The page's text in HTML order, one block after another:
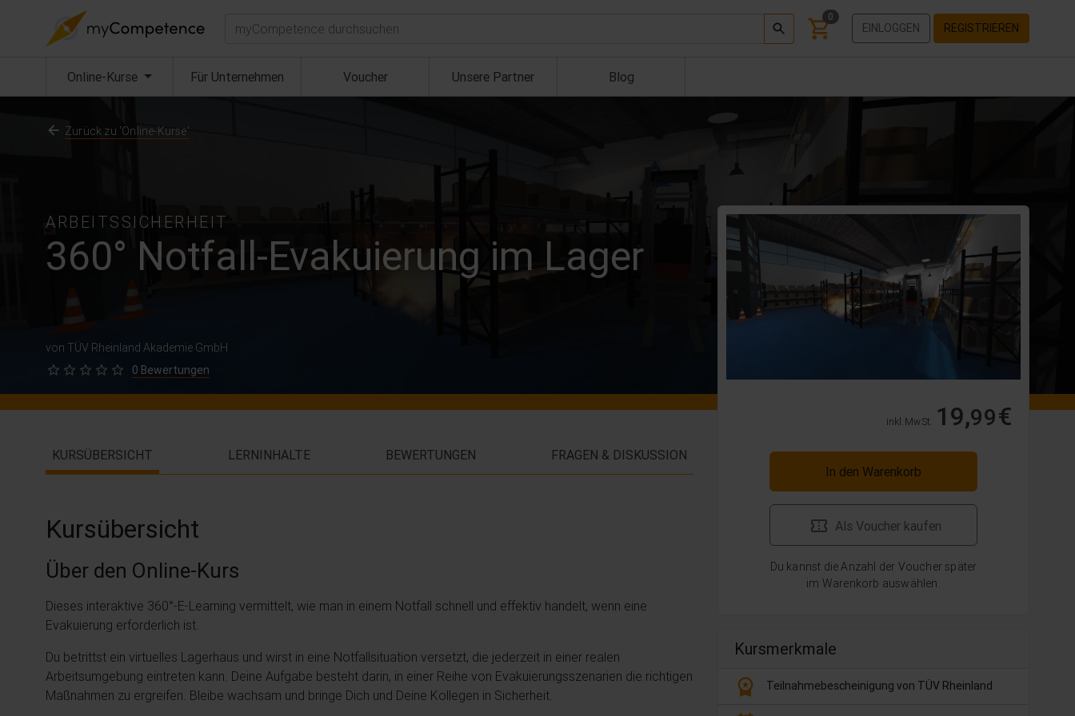
Suchen 0
EINLOGGEN REGISTRIEREN
Online-Kurse (aktuell) Für Unternehmen Voucher Unsere Partner Blog
ARBEITSSICHERHEIT
360° Notfall-Evakuierung im Lager
von TÜV Rheinland Akademie GmbH
0 Bewertungen
Zurück zu 'Online-Kurse'
inkl. MwSt. 19,99€
In den Warenkorb
Als Voucher kaufen
Du kannst die Anzahl der Voucher später
im Warenkorb auswählen.
Kursmerkmale
workspace_premium Teilnahmebescheinigung von TÜV Rheinland
KURSÜBERSICHT LERNINHALTE BEWERTUNGEN FRAGEN & DISKUSSION
Kursübersicht
Über den Online-Kurs
Dieses interaktive 360°-E-Learning vermittelt, wie man in einem Notfall schnell und effektiv handelt, wenn eine
Evakuierung erforderlich ist.
Du betrittst ein virtuelles Lagerhaus und wirst in eine Notfallsituation versetzt, die jederzeit in einer realen
Arbeitsumgebung eintreten kann. Deine Aufgabe besteht darin, in einer Reihe von Evakuierungsszenarien die richtigen
Maßnahmen zu ergreifen. Bleibe wachsam und bringe Dich und Deine Kollegen in Sicherheit.